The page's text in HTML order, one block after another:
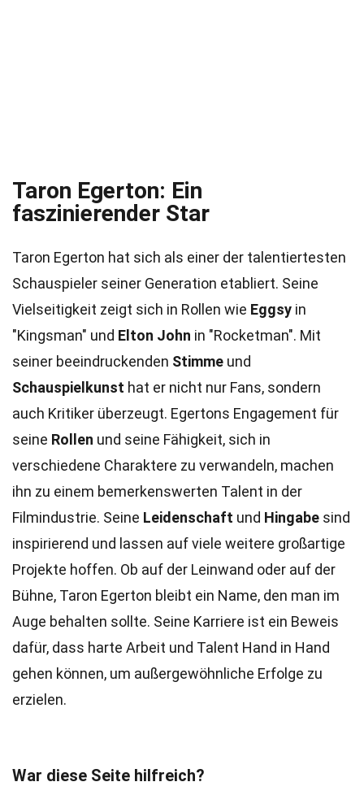
Taron Egerton: Ein
faszinierender Star
Taron Egerton hat sich als einer der talentiertesten
Schauspieler seiner Generation etabliert. Seine
Vielseitigkeit zeigt sich in Rollen wie Eggsy in
"Kingsman" und Elton John in "Rocketman". Mit
seiner beeindruckenden Stimme und
Schauspielkunst hat er nicht nur Fans, sondern
auch Kritiker überzeugt. Egertons Engagement für
seine Rollen und seine Fähigkeit, sich in
verschiedene Charaktere zu verwandeln, machen
ihn zu einem bemerkenswerten Talent in der
Filmindustrie. Seine Leidenschaft und Hingabe sind
inspirierend und lassen auf viele weitere großartige
Projekte hoffen. Ob auf der Leinwand oder auf der
Bühne, Taron Egerton bleibt ein Name, den man im
Auge behalten sollte. Seine Karriere ist ein Beweis
dafür, dass harte Arbeit und Talent Hand in Hand
gehen können, um außergewöhnliche Erfolge zu
erzielen.
War diese Seite hilfreich?